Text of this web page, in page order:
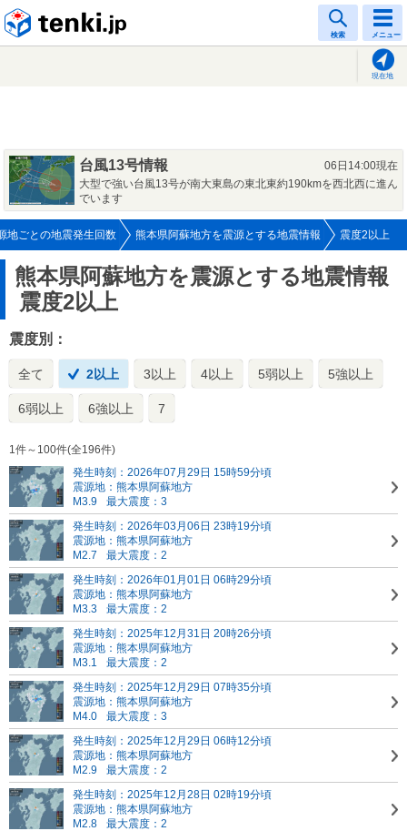
検索 メニュー
現在地
台風13号情報
06日14:00現在
大型で強い台風13号が南大東島の東北東約190kmを西北西に進ん
でいます
地ごとの地震発生回数 熊本県阿蘇地方を震源とする地震情報 震度2以上
熊本県阿蘇地方を震源とする地震情報
震度2以上
震度別：
全て 2以上 3以上 4以上 5弱以上 5強以上
6弱以上 6強以上 7
1件～100件(全196件)
発生時刻：2026年07月29日 15時59分頃
震源地：熊本県阿蘇地方
M3.9
最大震度：3
発生時刻：2026年03月06日 23時19分頃
震源地：熊本県阿蘇地方
M2.7
最大震度：2
発生時刻：2026年01月01日 06時29分頃
震源地：熊本県阿蘇地方
M3.3
最大震度：2
発生時刻：2025年12月31日 20時26分頃
震源地：熊本県阿蘇地方
M3.1
最大震度：2
発生時刻：2025年12月29日 07時35分頃
震源地：熊本県阿蘇地方
M4.0
最大震度：3
発生時刻：2025年12月29日 06時12分頃
震源地：熊本県阿蘇地方
M2.9
最大震度：2
発生時刻：2025年12月28日 02時19分頃
震源地：熊本県阿蘇地方
M2.8
最大震度：2